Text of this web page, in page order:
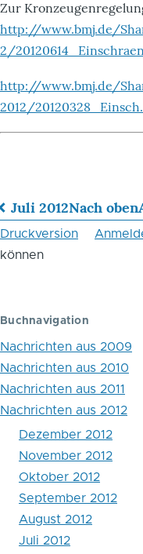
Zur
http://www.bmj.de/
2/
http://www.bmj.de/
2012/
Links
für
Blättern
im
Buch
Juni
Juli 2012Nach oben
Druckversion
können
Buchnavigation
Nachrichten aus 2009
Nachrichten aus 2010
Nachrichten aus 2011
Nachrichten aus 2012
Dezember 2012
November 2012
Oktober 2012
September 2012
August 2012
Juli 2012